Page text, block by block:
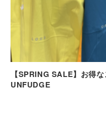
【SPRING SALE】お得
UNFUDGE